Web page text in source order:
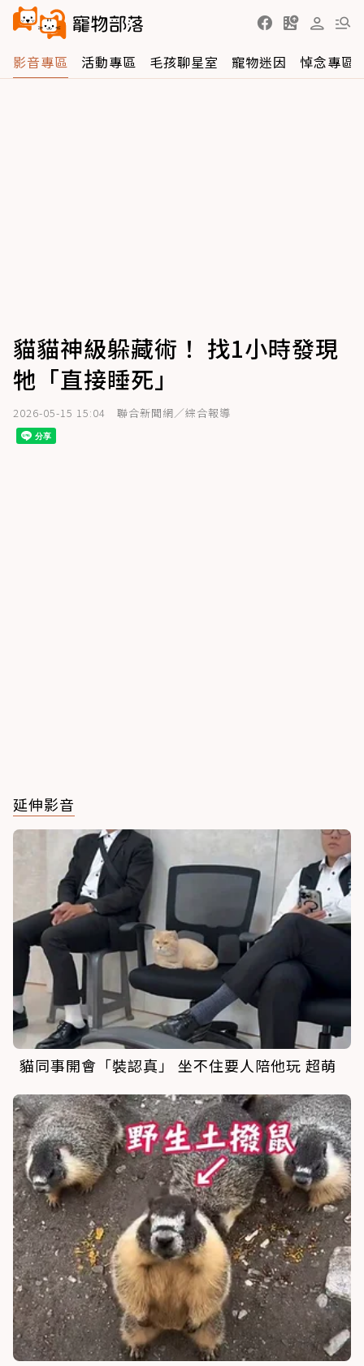
影音專區 活動專區 毛孩聊星室 寵物迷因 悼念專區
貓貓神級躲藏術！ 找1小時發現
牠「直接睡死」
2026-05-15 15:04 聯合新聞網／綜合報導
延伸影音
貓同事開會「裝認真」 坐不住要人陪他玩 超萌